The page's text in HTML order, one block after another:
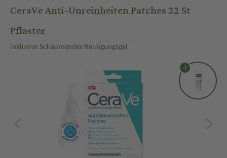
CeraVe Anti-Unreinheiten Patches 22 St
Pflaster
inklusive Schäumendes Reinigungsgel